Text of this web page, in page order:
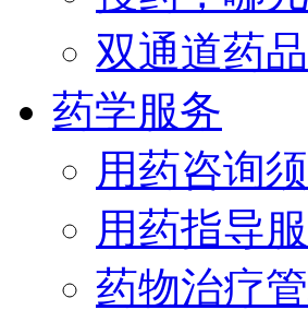
双通道药品
药学服务
用药咨询
用药指导
药物治疗